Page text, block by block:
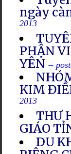
ngày
2013
PHẬN
YÊN --
KIM
2013
THƯ
GIÁO
DU